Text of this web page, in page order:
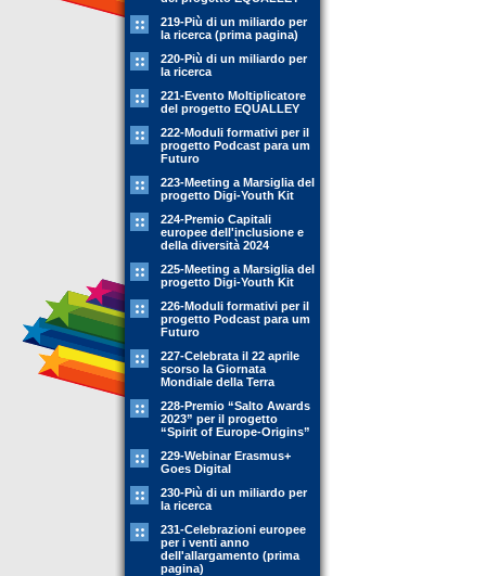
219-Più di un miliardo per
la ricerca (prima pagina)
220-Più di un miliardo per
la ricerca
221-Evento Moltiplicatore
del progetto EQUALLEY
222-Moduli formativi per il
progetto Podcast para um
Futuro
223-Meeting a Marsiglia del
progetto Digi-Youth Kit
224-Premio Capitali
europee dell'inclusione e
della diversità 2024
225-Meeting a Marsiglia del
progetto Digi-Youth Kit
226-Moduli formativi per il
progetto Podcast para um
Futuro
227-Celebrata il 22 aprile
scorso la Giornata
Mondiale della Terra
228-Premio “Salto Awards
2023” per il progetto
“Spirit of Europe-Origins”
229-Webinar Erasmus+
Goes Digital
230-Più di un miliardo per
la ricerca
231-Celebrazioni europee
per i venti anno
dell'allargamento (prima
pagina)